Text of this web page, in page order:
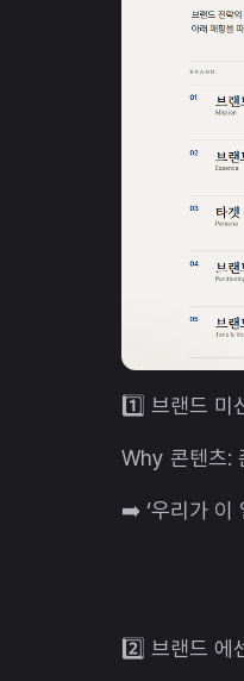
1️⃣ 브랜드 미
Why 콘텐츠:
➡️ ‘우리가 이
2️⃣ 브랜드 에